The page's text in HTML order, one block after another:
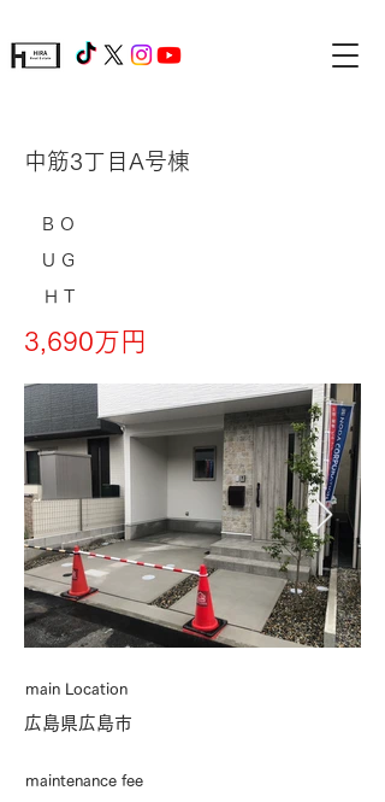
中筋3丁目A号棟
BO
UG
HT
3,690万円
main Location
広島県広島市
maintenance fee